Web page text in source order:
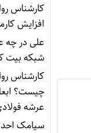
کارشناس
افزایش
علیدرچه
شبکه بیت
کارشناس
چیست؟
عرشه
سیامک